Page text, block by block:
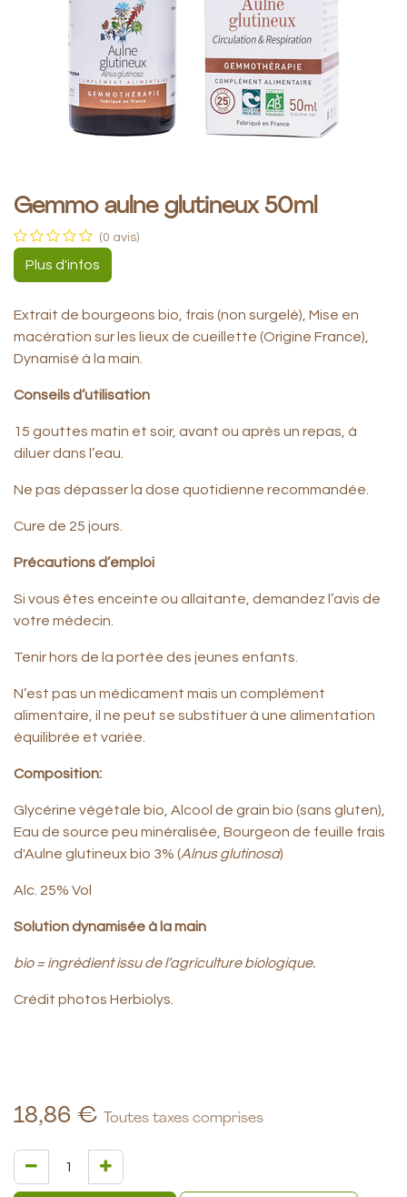
Gemmo aulne glutineux 50ml
(0 avis)
Plus d'infos
Extrait de bourgeons bio, frais (non surgelé), Mise en
macération sur les lieux de cueillette (Origine France),
Dynamisé à la main.
Conseils d’utilisation
15 gouttes matin et soir, avant ou après un repas, à
diluer dans l’eau.
Ne pas dépasser la dose quotidienne recommandée.
Cure de 25 jours.
Précautions d’emploi
Si vous êtes enceinte ou allaitante, demandez l’avis de
votre médecin.
Tenir hors de la portée des jeunes enfants.
N’est pas un médicament mais un complément
alimentaire, il ne peut se substituer à une alimentation
équilibrée et variée.
Composition:
Glycérine végétale bio, Alcool de grain bio (sans gluten),
Eau de source peu minéralisée, Bourgeon de feuille frais
d'Aulne glutineux bio 3% (Alnus glutinosa)
Alc. 25% Vol
Solution dynamisée à la main
bio = ingrédient issu de l’agriculture biologique.
Crédit photos Herbiolys.
18,86 € Toutes taxes comprises